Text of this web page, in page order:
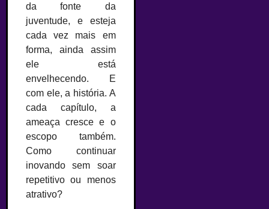
da fonte da
juventude, e esteja
cada vez mais em
forma, ainda assim
ele está
envelhecendo. E
com ele, a história. A
cada capítulo, a
ameaça cresce e o
escopo também.
Como continuar
inovando sem soar
repetitivo ou menos
atrativo?